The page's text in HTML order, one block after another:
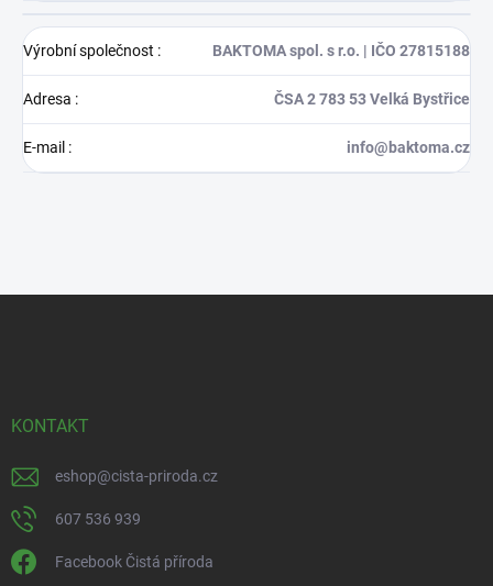
Výrobní společnost : BAKTOMA spol. s r.o. | IČO 27815188
Adresa : ČSA 2 783 53 Velká Bystřice
E-mail : info@baktoma.cz
KONTAKT
eshop@cista-priroda.cz
607 536 939
Facebook Čistá příroda